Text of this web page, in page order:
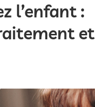
l’enfant :
et